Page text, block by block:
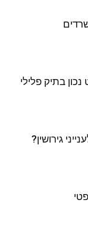
בתיק פלילי
גירושין?